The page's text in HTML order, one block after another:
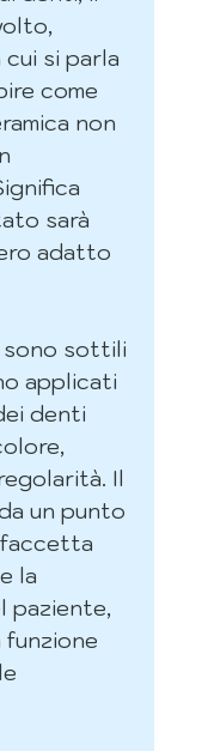
si parla
come
non
sarà
adatto
sono sottili
applicati
denti
Il
un punto
la
paziente,